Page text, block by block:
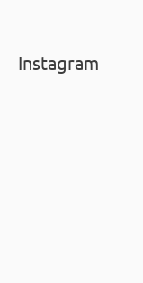
Instagram